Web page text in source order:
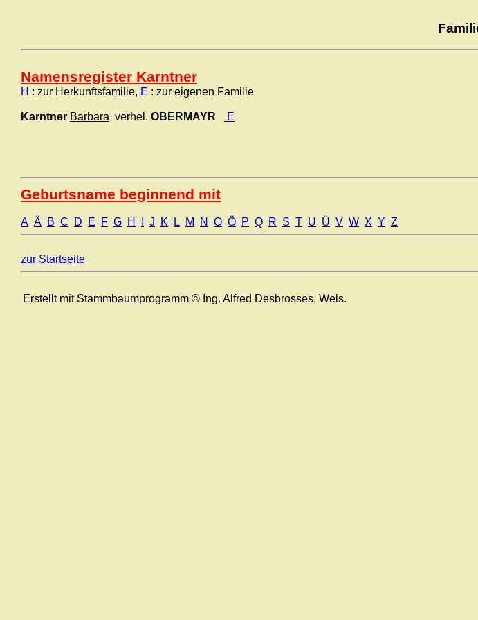
Namensregister Karntner
H : zur Herkunftsfamilie, E : zur eigenen Familie
Karntner Barbara verhel. OBERMAYR E
Geburtsname beginnend mit
A Ä B C D E F G H J K L M N O Ö P Q R S T U Ü V W X Y Z
zur Startseite
Erstellt mit Stammbaumprogramm © Ing. Alfred Desbrosses, Wels.